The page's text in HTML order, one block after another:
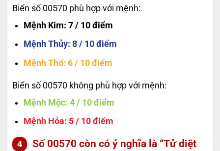
Biển số 00570 phù hợp với mệnh:
Mệnh Kim: 7 / 10 điểm
Mệnh Thủy: 8 / 10 điểm
Mệnh Thổ: 6 / 10 điểm
Biển số 00570 không phù hợp với mệnh:
Mệnh Mộc: 4 / 10 điểm
Mệnh Hỏa: 5 / 10 điểm
Số 00570 còn có ý nghĩa là “Tử diệt